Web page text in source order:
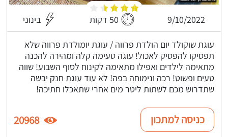
9/10/2022 50 דקות בינוני
עוגת שוקולד יום הולדת פרווה / עוגת יומולדת פרווה שלא
תפסיקו להפסיק לאכול! עוגה טעימה קלה ומהירה להכנה
מתאימה לילדים ואפילו מתאימה לקינוח לסוף השבוע! שווה
טעים ופשוט! רכה ונימוחה בפה! לא עוד עוגת חנק יבשה
שתדרוש מכם לשתות ליטר מים אחרי שתאכלו חתיכה!
כניסה למתכון 20968